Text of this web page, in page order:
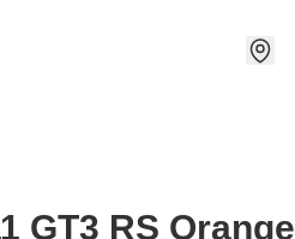
GT3 RS Orange